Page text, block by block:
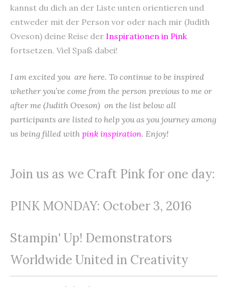
kannst du dich an der Liste unten orientieren und
entweder mit der Person vor oder nach mir (Judith
Oveson) deine Reise der Inspirationen in Pink
fortsetzen. Viel Spaß dabei!
I am excited you are here. To continue to be inspired
whether you’ve come from the person previous to me or
after me (Judith Oveson) on the list below all
participants are listed to help you as you journey among
us being filled with pink inspiration. Enjoy!
Join us as we Craft Pink for one day:
PINK MONDAY: October 3, 2016
Stampin' Up! Demonstrators
Worldwide United in Creativity